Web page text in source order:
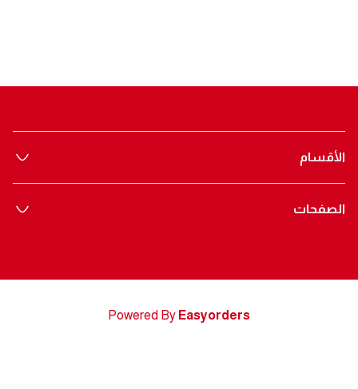
الأقسام
الصفحات
Powered By Easyorders